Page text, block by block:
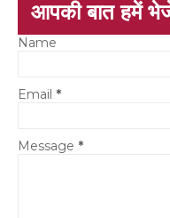
आपकी बात हमें
Name
Email *
Message *